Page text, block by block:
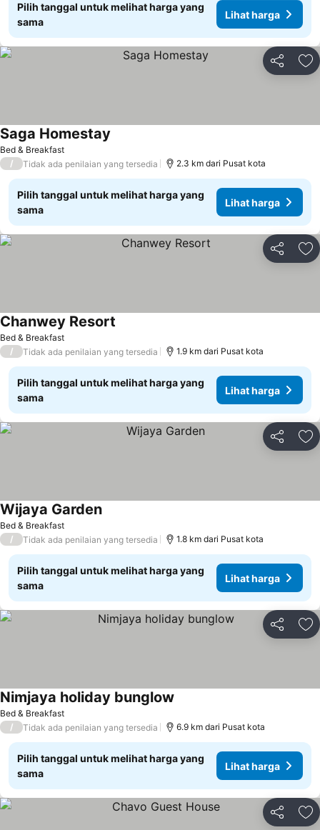
Pilih tanggal untuk melihat harga yang
sama
Lihat harga
Bagikan
Bed & Breakfast
Saga Homestay
/ Tidak ada penilaian yang tersedia 2.3 km dari Pusat kota
Pilih tanggal untuk melihat harga yang
sama
Lihat harga
Bagikan
Bed & Breakfast
Chanwey Resort
/ Tidak ada penilaian yang tersedia 1.9 km dari Pusat kota
Pilih tanggal untuk melihat harga yang
sama
Lihat harga
Bagikan
Bed & Breakfast
Wijaya Garden
/ Tidak ada penilaian yang tersedia 1.8 km dari Pusat kota
Pilih tanggal untuk melihat harga yang
sama
Lihat harga
Bagikan
Bed & Breakfast
Nimjaya holiday bunglow
/ Tidak ada penilaian yang tersedia 6.9 km dari Pusat kota
Pilih tanggal untuk melihat harga yang
sama
Lihat harga
Bagikan